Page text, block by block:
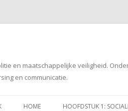
en maatschappelijke veiligheid.
en communicatie.
naar
HOME HOOFDSTUK 1: